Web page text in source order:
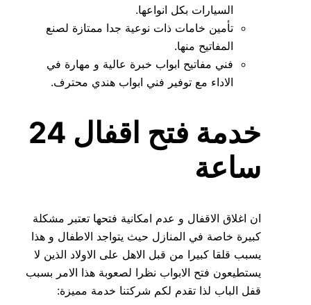
السيارات بكل انواعها.
تأمين خامات ذات نوعية جدا ممتازة لصنع
المفاتيح منها.
فني مفاتيح ابواب خبرة عالية و مهارة في
الاداء مع توفير فني ابواب هندي محترف.
خدمة فتح اقفال 24
ساعة
ان اغلاق الاقفال و عدم امكانية فتحها تعتبر مشكلة
كبيرة خاصة في المنازل حيث يتواجد الاطفال و هذا
يسبب قلقا كبيرا من قبل الاهل على الاولاد الذين لا
يستطيعون فتح الابواب نظرا لصعوبة هذا الامر بسبب
قفل الباب لذا تقدم لكم شركتنا خدمة مميزة: